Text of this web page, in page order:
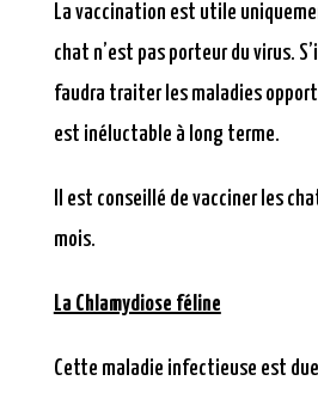
La vaccination est utile
chat n’est pas porteur du virus.
faudra traiter les maladies
est inéluctable à long terme.
Il est conseillé de vacciner les
mois.
La Chlamydiose féline
Cette maladie infectieuse est